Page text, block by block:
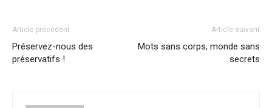
Article précédent
Préservez-nous des
préservatifs !
Article suivant
Mots sans corps, monde sans
secrets